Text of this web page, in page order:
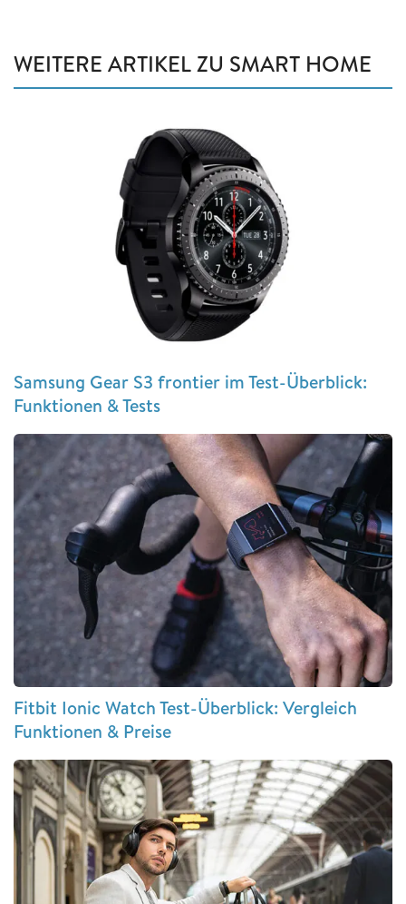
WEITERE ARTIKEL ZU SMART HOME
Samsung Gear S3 frontier im Test-Überblick:
Funktionen & Tests
Fitbit Ionic Watch Test-Überblick: Vergleich
Funktionen & Preise